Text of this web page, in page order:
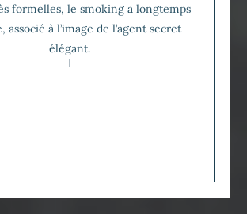
formelles, le smoking a longtemps
associé à l’image de l’agent secret
élégant.